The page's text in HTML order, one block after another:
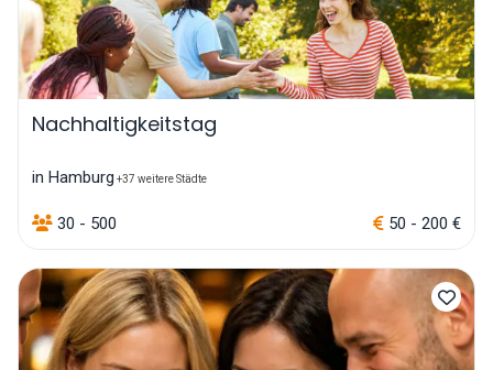
Nachhaltigkeitstag
in Hamburg +37 weitere Städte
30 - 500 50 - 200 €